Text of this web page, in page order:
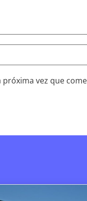
vez que